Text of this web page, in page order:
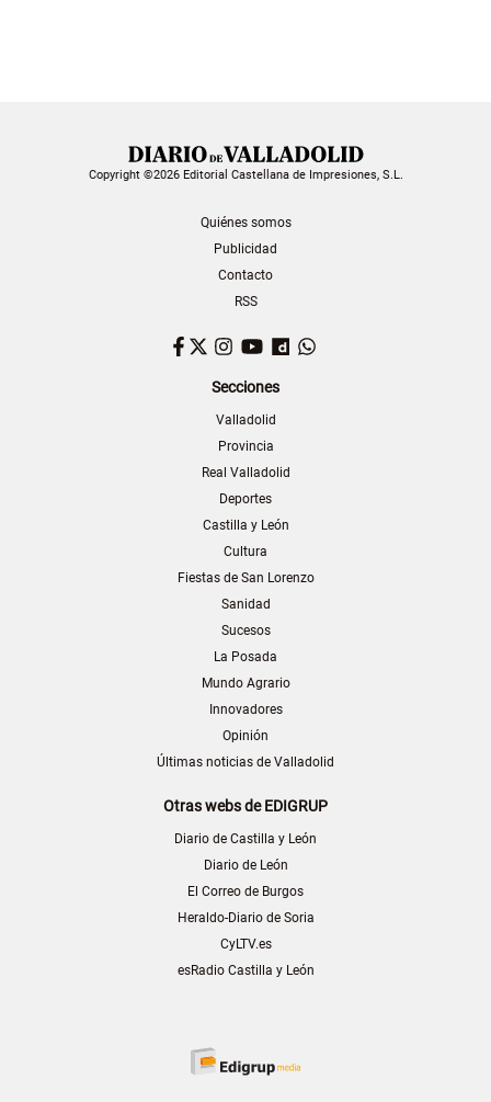
Copyright ©2026 Editorial Castellana de Impresiones, S.L.
Quiénes somos
Publicidad
Contacto
RSS
Facebook
TwitterInstagram
YouTubeDailymotion
Secciones
Valladolid
Provincia
Real Valladolid
Deportes
Castilla y León
Cultura
Fiestas de San Lorenzo
Sanidad
Sucesos
La Posada
Mundo Agrario
Innovadores
Opinión
Últimas noticias de Valladolid
Otras webs de EDIGRUP
Diario de Castilla y León
Diario de León
El Correo de Burgos
Heraldo-Diario de Soria
CyLTV.es
esRadio Castilla y León